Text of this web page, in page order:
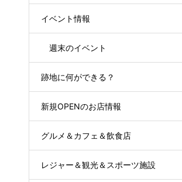
イベント情報
週末のイベント
跡地に何ができる？
新規OPENのお店情報
グルメ＆カフェ＆飲食店
レジャー＆観光＆スポーツ施設